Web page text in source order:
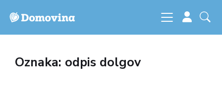
Oznaka: odpis dolgov